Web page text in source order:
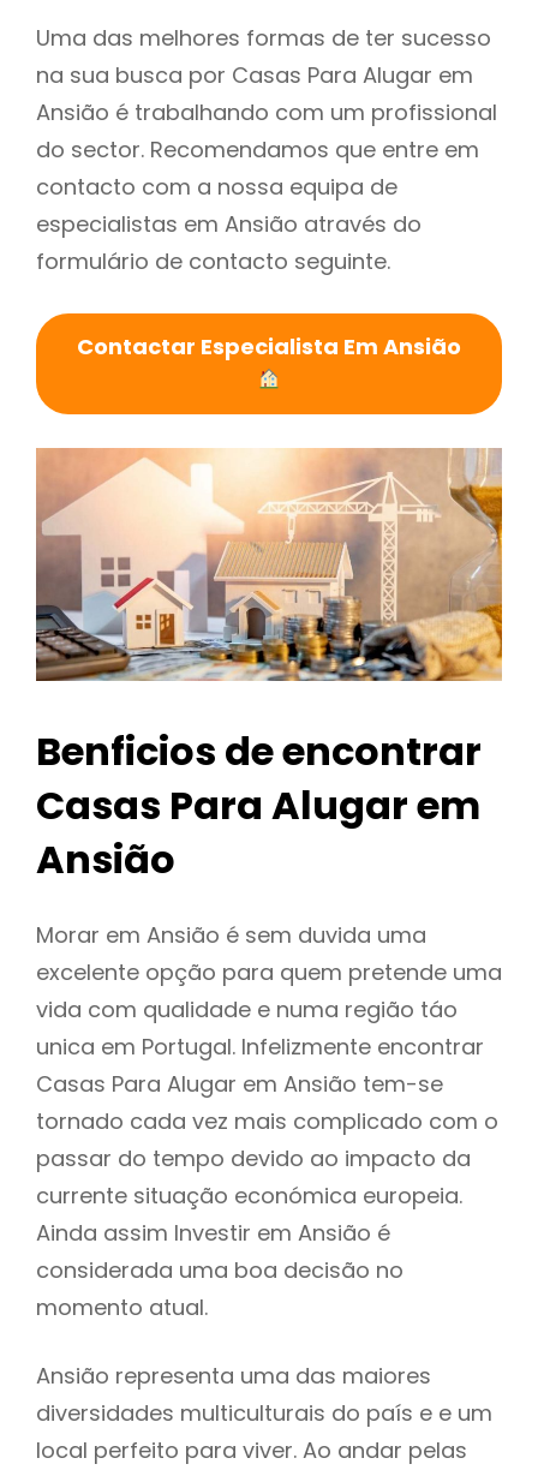
Uma das melhores formas de ter sucesso
na sua busca por Casas Para Alugar em
Ansião é trabalhando com um profissional
do sector. Recomendamos que entre em
contacto com a nossa equipa de
especialistas em Ansião através do
formulário de contacto seguinte.
Contactar Especialista Em Ansião
Benficios de encontrar
Casas Para Alugar em
Ansião
Morar em Ansião é sem duvida uma
excelente opção para quem pretende uma
vida com qualidade e numa região táo
unica em Portugal. Infelizmente encontrar
Casas Para Alugar em Ansião tem-se
tornado cada vez mais complicado com o
passar do tempo devido ao impacto da
currente situação económica europeia.
Ainda assim Investir em Ansião é
considerada uma boa decisão no
momento atual.
Ansião representa uma das maiores
diversidades multiculturais do país e e um
local perfeito para viver. Ao andar pelas